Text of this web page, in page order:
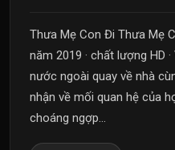
Thưa Mẹ Con Đi Thưa Mẹ
năm 2019 · chất lượng HD
nước ngoài quay về nhà
nhận về mối quan hệ của
choáng ngợp...